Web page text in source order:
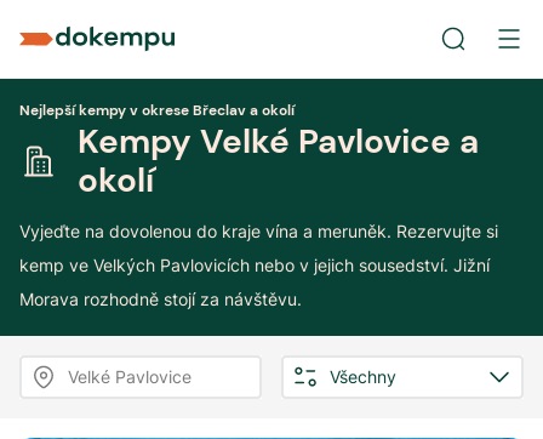
Nejlepší kempy v okrese Břeclav a okolí
Kempy Velké Pavlovice a
okolí
Vyjeďte na dovolenou do kraje vína a meruněk. Rezervujte si
kemp ve Velkých Pavlovicích nebo v jejich sousedství. Jižní
Morava rozhodně stojí za návštěvu.
Velké Pavlovice Všechny